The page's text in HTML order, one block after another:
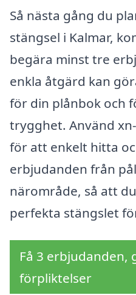
Så nästa gång du
stängsel i Kalmar,
begära minst tre
enkla åtgärd kan
för din plånbok och
trygghet. Använd
för att enkelt hitta
erbjudanden från
närområde, så att
perfekta stängslet
Få 3 erbjudanden,
förpliktelser